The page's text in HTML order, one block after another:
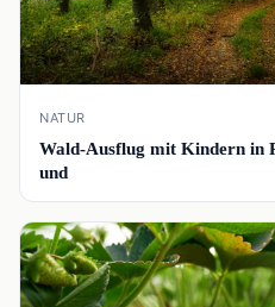
NATUR
Wald-Ausflug mit Kindern in
und
📰